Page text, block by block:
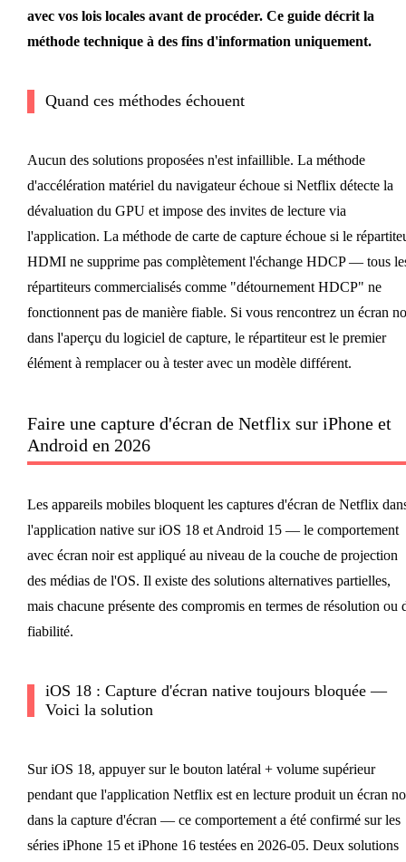
avec vos lois locales avant de procéder. Ce guide décrit la
méthode technique à des fins d'information uniquement.
Quand ces méthodes échouent
Aucun des solutions proposées n'est infaillible. La méthode
d'accélération matériel du navigateur échoue si Netflix détecte la
dévaluation du GPU et impose des invites de lecture via
l'application. La méthode de carte de capture échoue si le
HDMI ne supprime pas complètement l'échange HDCP — tous
répartiteurs commercialisés comme "détournement HDCP" ne
fonctionnent pas de manière fiable. Si vous rencontrez un écran
dans l'aperçu du logiciel de capture, le répartiteur est le premier
élément à remplacer ou à tester avec un modèle différent.
Faire une capture d'écran de Netflix sur iPhone et
Android en 2026
Les appareils mobiles bloquent les captures d'écran de Netflix
l'application native sur iOS 18 et Android 15 — le comportement
avec écran noir est appliqué au niveau de la couche de projection
des médias de l'OS. Il existe des solutions alternatives partielles,
mais chacune présente des compromis en termes de résolution ou
fiabilité.
iOS 18 : Capture d'écran native toujours bloquée —
Voici la solution
Sur iOS 18, appuyer sur le bouton latéral + volume supérieur
pendant que l'application Netflix est en lecture produit un écran
dans la capture d'écran — ce comportement a été confirmé sur les
séries iPhone 15 et iPhone 16 testées en 2026-05. Deux solutions